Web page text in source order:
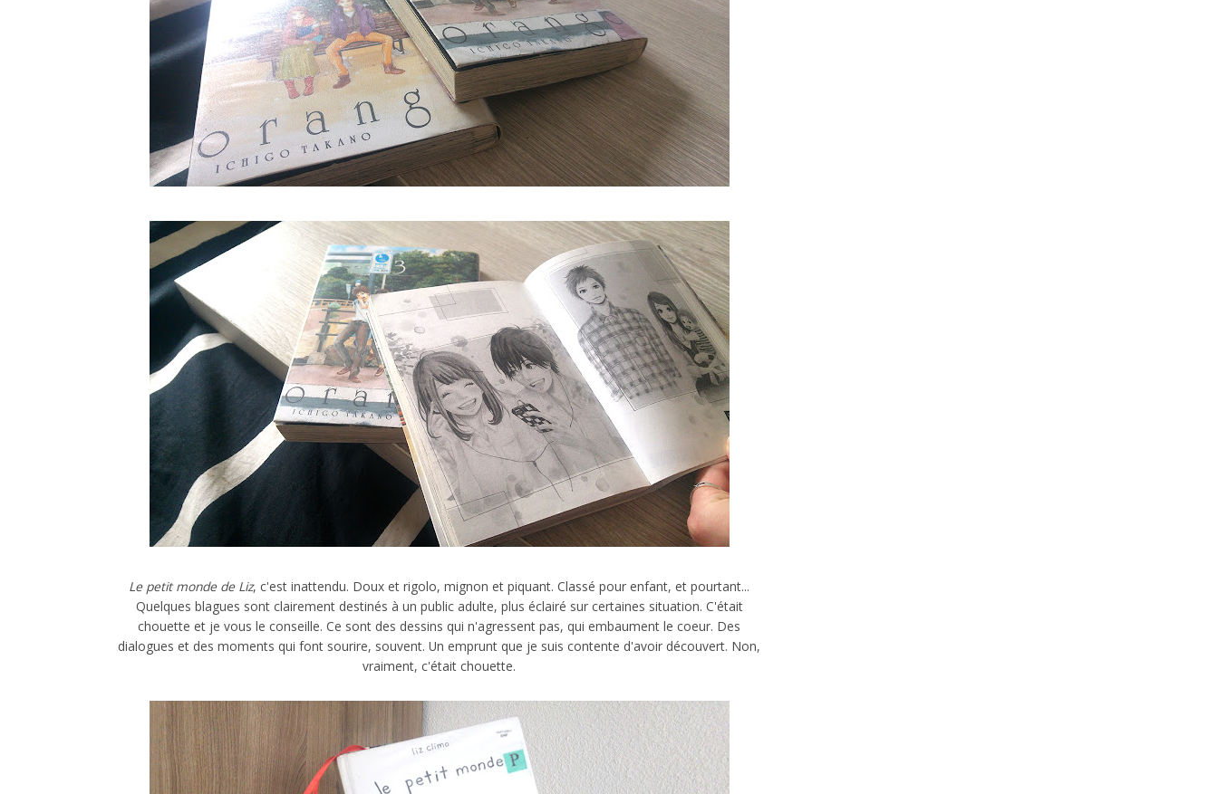
Le petit monde de Liz, c'est inattendu. Doux et rigolo, mignon et piquant. Classé pour enfant, et pourtant...
Quelques blagues sont clairement destinés à un public adulte, plus éclairé sur certaines situation. C'était
chouette et je vous le conseille. Ce sont des dessins qui n'agressent pas, qui embaument le coeur. Des
dialogues et des moments qui font sourire, souvent. Un emprunt que je suis contente d'avoir découvert. Non,
vraiment, c'était chouette.